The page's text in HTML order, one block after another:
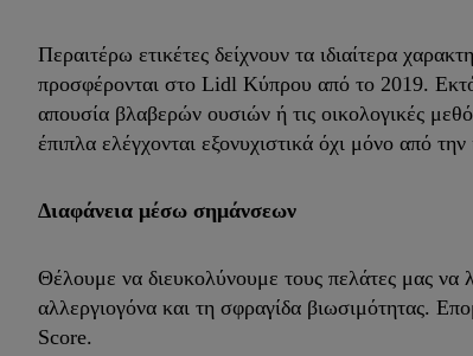
Περαιτέρω ετικέτες δείχνουν τα ιδιαίτερα
προσφέρονται στο Lidl Κύπρου από το 2019.
απουσία βλαβερών ουσιών ή τις οικολογικές
έπιπλα ελέγχονται εξονυχιστικά όχι μόνο από
Διαφάνεια μέσω σημάνσεων
Θέλουμε να διευκολύνουμε τους πελάτες μας να
αλλεργιογόνα και τη σφραγίδα βιωσιμότητας.
Score.